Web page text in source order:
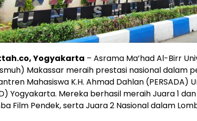
Yogyakarta – Asrama Ma’had Al-Birr
Makassar meraih prestasi nasional dalam
Mahasiswa K.H. Ahmad Dahlan (PERSADA)
Yogyakarta. Mereka berhasil meraih Juara 1
Film Pendek, serta Juara 2 Nasional dalam